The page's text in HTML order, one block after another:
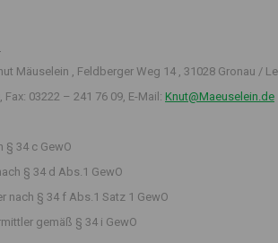
Mäuselein , Feldberger Weg 14 , 31028 Gronau /
03222 – 241 76 09, E-Mail: Knut@Maeuselein.de
§ 34 c GewO
§ 34 d Abs.1 GewO
nach § 34 f Abs.1 Satz 1 GewO
gemäß § 34 i GewO